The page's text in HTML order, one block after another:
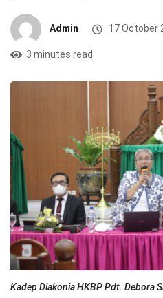
Admin 17 October
3 minutes read
Kadep Diakonia HKBP Pdt. Debora